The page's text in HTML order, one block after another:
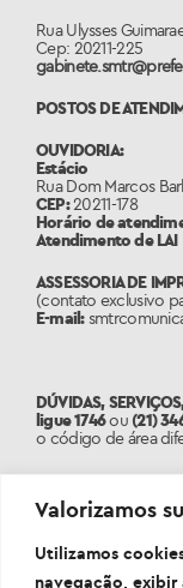
Valorizamos
Utilizamos
navegação,
Rua Ulysses
Cep: 20211-225
POSTOS DE
OUVIDORIA:
Estácio
Rua Dom Marcos
CEP:20211-178
Horário de
Atendimento de LAI
ASSESSORIA DE
(contato exclusivo
E-mail:
DÚVIDAS,
ligue 1746ou (21)
o código de área
PORTAL:
www.1746.rio